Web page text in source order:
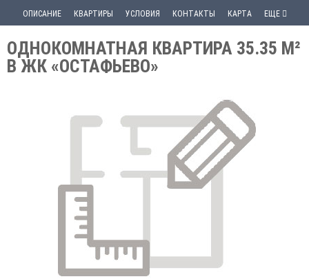
ОПИСАНИЕ КВАРТИРЫ УСЛОВИЯ КОНТАКТЫ КАРТА ЕЩЕ
ОДНОКОМНАТНАЯ КВАРТИРА 35.35 М²
В ЖК «ОСТАФЬЕВО»